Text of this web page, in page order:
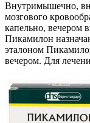
Внутримышечно,
мозгового
капельно, вечером
Пикамилон
эталоном
вечером. Для